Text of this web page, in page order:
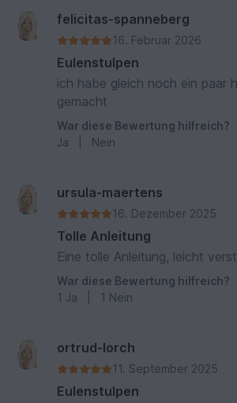
felicitas-spanneberg
16. Februar 2026
Eulenstulpen
ich habe gleich noch ein paar
gemacht
War diese Bewertung hilfreich?
Ja
Nein
ursula-maertens
16. Dezember 2025
Tolle Anleitung
Eine tolle Anleitung, leicht
War diese Bewertung hilfreich?
1 Ja 1 Nein
ortrud-lorch
11. September 2025
Eulenstulpen